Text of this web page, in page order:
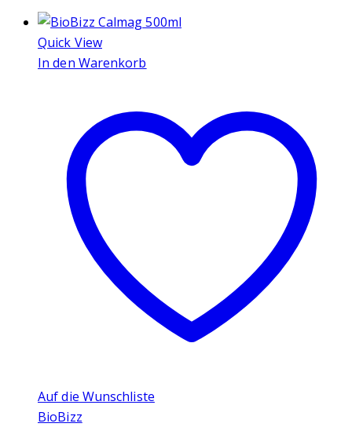
Quick View
In den Warenkorb
Auf die Wunschliste
BioBizz